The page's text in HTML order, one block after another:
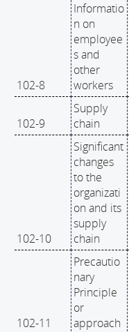
102-8
Informatio
n on
employee
s and
other
workers
102-9
Supply
chain
102-10
Significant
changes
to the
organizati
on and its
supply
chain
102-11
Precautio
nary
Principle
or
approach